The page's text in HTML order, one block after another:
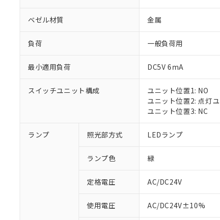
ベゼル材質 金属
負荷 一般負荷用
最小適用負荷 DC5V 6mA
スイッチユニット構成
ユニット位置1: NO
ユニット位置2: 点灯
ユニット位置3: NC
ランプ 照光部方式 LEDランプ
ランプ色 緑
定格電圧 AC/DC24V
使用電圧 AC/DC24V±10%
※1 対応状況